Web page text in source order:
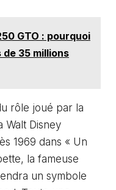
GTO : pourquoi
35 millions
rôle joué par la
Walt Disney
1969 dans « Un
la fameuse
un symbole